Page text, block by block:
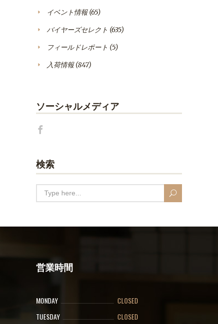
イベント情報(65)
バイヤーズセレクト (635)
フィールドレポート (5)
入荷情報(847)
ソーシャルメディア
検索
営業時間
MONDAY
CLOSED
TUESDAY
CLOSED